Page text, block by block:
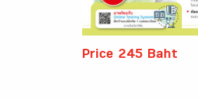
Price 245 Baht